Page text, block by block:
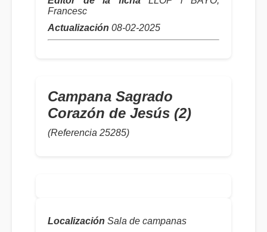
Francesc
Actualización 08-02-2025
Campana Sagrado
Corazón de Jesús (2)
(Referencia 25285)
Localización Sala de campanas